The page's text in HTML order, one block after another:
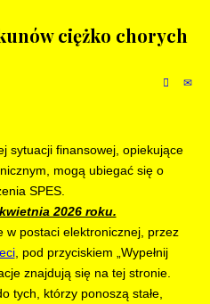
ciężko chorych
sytuacji finansowej, opiekujące
mogą ubiegać się o
SPES.
2026 roku.
w postaci elektronicznej, przez
, pod przyciskiem „Wypełnij
znajdują się na tej stronie.
tych, którzy ponoszą stałe,